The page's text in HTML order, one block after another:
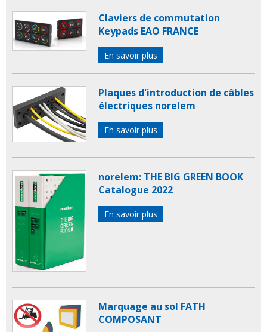
Claviers de commutation
Keypads EAO FRANCE
En savoir plus
Plaques d'introduction de câbles
électriques norelem
En savoir plus
norelem: THE BIG GREEN BOOK
Catalogue 2022
En savoir plus
Marquage au sol FATH
COMPOSANT